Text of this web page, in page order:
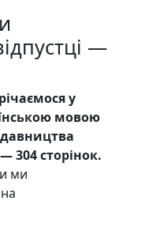
—
у
мовою
304 сторінок.
ми